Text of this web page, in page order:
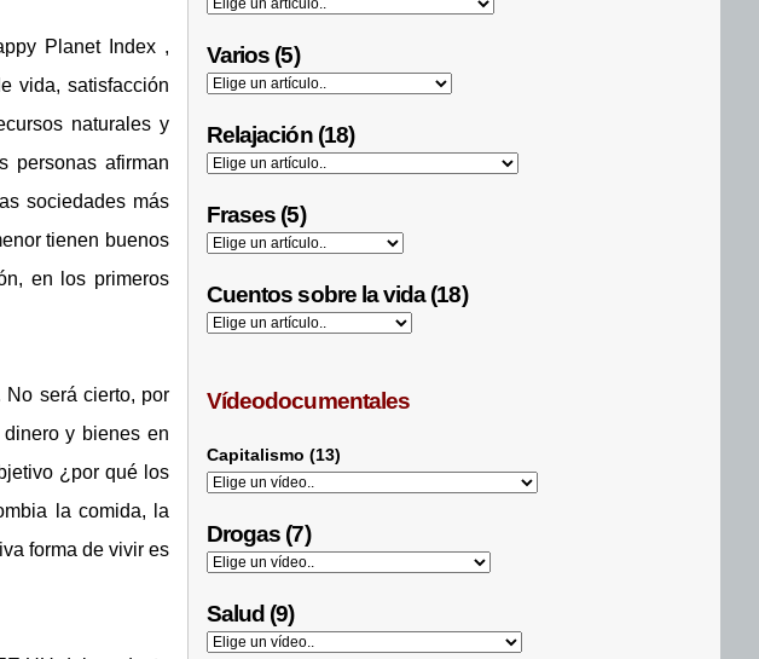
Planet Index ,
vida, satisfacción
naturales y
personas afirman
sociedades más
tienen buenos
en los primeros
será cierto, por
y bienes en
¿por qué los
la comida, la
forma de vivir es
Varios (5)
Relajación (18)
Frases (5)
Cuentos sobre la vida (18)
Vídeodocumentales
Capitalismo (13)
Drogas (7)
Salud (9)